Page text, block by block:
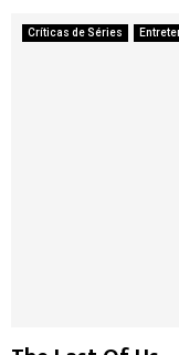
Críticas de Séries